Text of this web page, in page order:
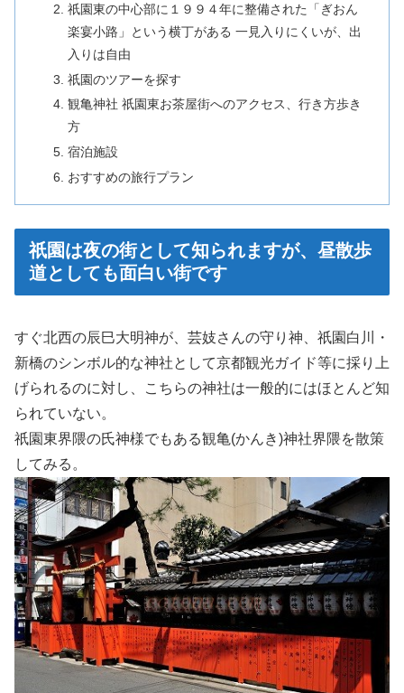
祇園東の中心部に１９９４年に整備された「ぎおん
楽宴小路」という横丁がある 一見入りにくいが、出
入りは自由
祇園のツアーを探す
観亀神社 祇園東お茶屋街へのアクセス、行き方歩き
方
宿泊施設
おすすめの旅行プラン
祇園は夜の街として知られますが、昼散歩
道としても面白い街です
すぐ北西の辰巳大明神が、芸妓さんの守り神、祇園白川・
新橋のシンボル的な神社として京都観光ガイド等に採り上
げられるのに対し、こちらの神社は一般的にはほとんど知
られていない。
祇園東界隈の氏神様でもある観亀(かんき)神社界隈を散策
してみる。